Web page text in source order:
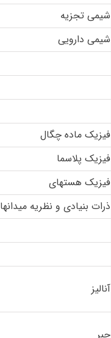
شیمی تجزیه
شیمی دارویی
فیزیک ماده چگال
فیزیک پلاسما
فیزیک هستهای
ذرات بنیادی و نظریه میدانها
آنالیز
جبر